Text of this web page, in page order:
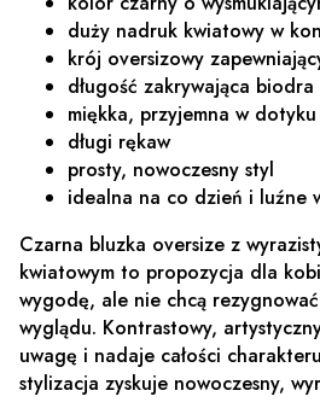
duży nadruk kwiatowy w
krój oversizowy
długość zakrywająca biodra
miękka, przyjemna w
długi rękaw
prosty, nowoczesny styl
idealna na co dzień i luźne
Czarna bluzka oversize z
kwiatowym to propozycja dla
wygodę, ale nie chcą
wyglądu. Kontrastowy,
uwagę i nadaje całości
stylizacja zyskuje nowoczesny,